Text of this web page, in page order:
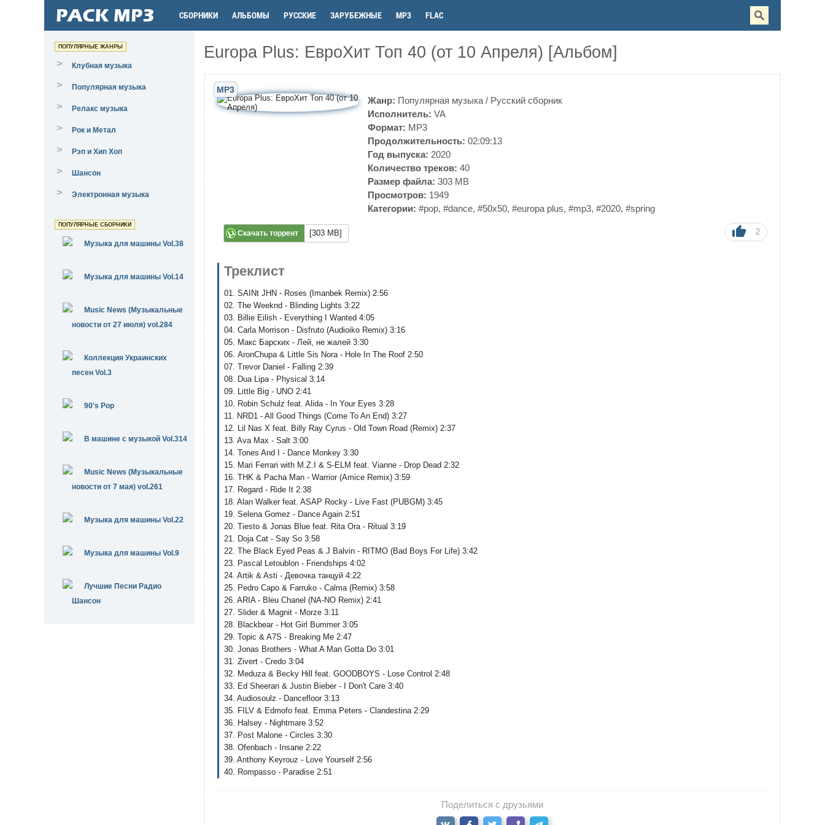
СБОРНИКИ АЛЬБОМЫ РУССКИЕ ЗАРУБЕЖНЫЕ MP3 FLAC
Europa Plus: ЕвроХит Топ 40 (от 10 Апреля) [Альбом]
MP3
Жанр: Популярная музыка / Русский сборник
Исполнитель: VA
Формат: MP3
Продолжительность: 02:09:13
Год выпуска: 2020
Количество треков: 40
Размер файла: 303 MB
Просмотров: 1949
Категории: #pop, #dance, #50x50, #europa plus, #mp3, #2020, #spring
Скачать торрент [303 MB] 2
Треклист
01. SAINt JHN - Roses (Imanbek Remix) 2:56
02. The Weeknd - Blinding Lights 3:22
03. Billie Eilish - Everything I Wanted 4:05
04. Carla Morrison - Disfruto (Audioiko Remix) 3:16
05. Макс Барских - Лей, не жалей 3:30
06. AronChupa & Little Sis Nora - Hole In The Roof 2:50
07. Trevor Daniel - Falling 2:39
08. Dua Lipa - Physical 3:14
09. Little Big - UNO 2:41
10. Robin Schulz feat. Alida - In Your Eyes 3:28
11. NRD1 - All Good Things (Come To An End) 3:27
12. Lil Nas X feat. Billy Ray Cyrus - Old Town Road (Remix) 2:37
13. Ava Max - Salt 3:00
14. Tones And I - Dance Monkey 3:30
15. Mari Ferrari with M.Z.I & S-ELM feat. Vianne - Drop Dead 2:32
16. THK & Pacha Man - Warrior (Amice Remix) 3:59
17. Regard - Ride It 2:38
18. Alan Walker feat. ASAP Rocky - Live Fast (PUBGM) 3:45
19. Selena Gomez - Dance Again 2:51
20. Tiesto & Jonas Blue feat. Rita Ora - Ritual 3:19
21. Doja Cat - Say So 3:58
22. The Black Eyed Peas & J Balvin - RITMO (Bad Boys For Life) 3:42
23. Pascal Letoublon - Friendships 4:02
24. Artik & Asti - Девочка танцуй 4:22
25. Pedro Capo & Farruko - Calma (Remix) 3:58
26. ARIA - Bleu Chanel (NA-NO Remix) 2:41
27. Slider & Magnit - Morze 3:11
28. Blackbear - Hot Girl Bummer 3:05
29. Topic & A7S - Breaking Me 2:47
30. Jonas Brothers - What A Man Gotta Do 3:01
31. Zivert - Credo 3:04
32. Meduza & Becky Hill feat. GOODBOYS - Lose Control 2:48
33. Ed Sheeran & Justin Bieber - I Don't Care 3:40
34. Audiosoulz - Dancefloor 3:13
35. FILV & Edmofo feat. Emma Peters - Clandestina 2:29
36. Halsey - Nightmare 3:52
37. Post Malone - Circles 3:30
38. Ofenbach - Insane 2:22
39. Anthony Keyrouz - Love Yourself 2:56
40. Rompasso - Paradise 2:51
Поделиться с друзьями
ПОПУЛЯРНЫЕ ЖАНРЫ
> Клубная музыка
> Популярная музыка
> Релакс музыка
> Рок и Метал
> Рэп и Хип Хоп
> Шансон
> Электронная музыка
ПОПУЛЯРНЫЕ СБОРНИКИ
Музыка для машины Vol.38
Музыка для машины Vol.14
Music News (Музыкальные
новости от 27 июля) vol.284
Коллекция Украинских
песен Vol.3
90's Pop
В машине с музыкой Vol.314
Music News (Музыкальные
новости от 7 мая) vol.261
Музыка для машины Vol.22
Музыка для машины Vol.9
Лучшие Песни Радио
Шансон